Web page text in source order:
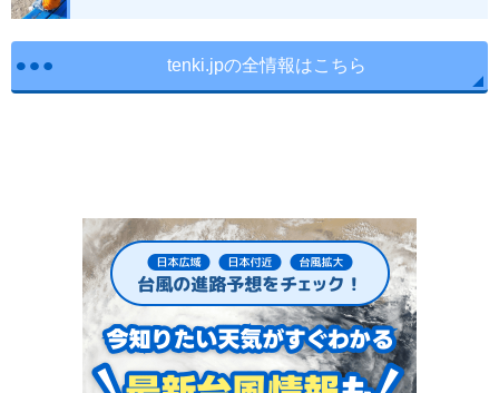
tenki.jpの全情報はこちら